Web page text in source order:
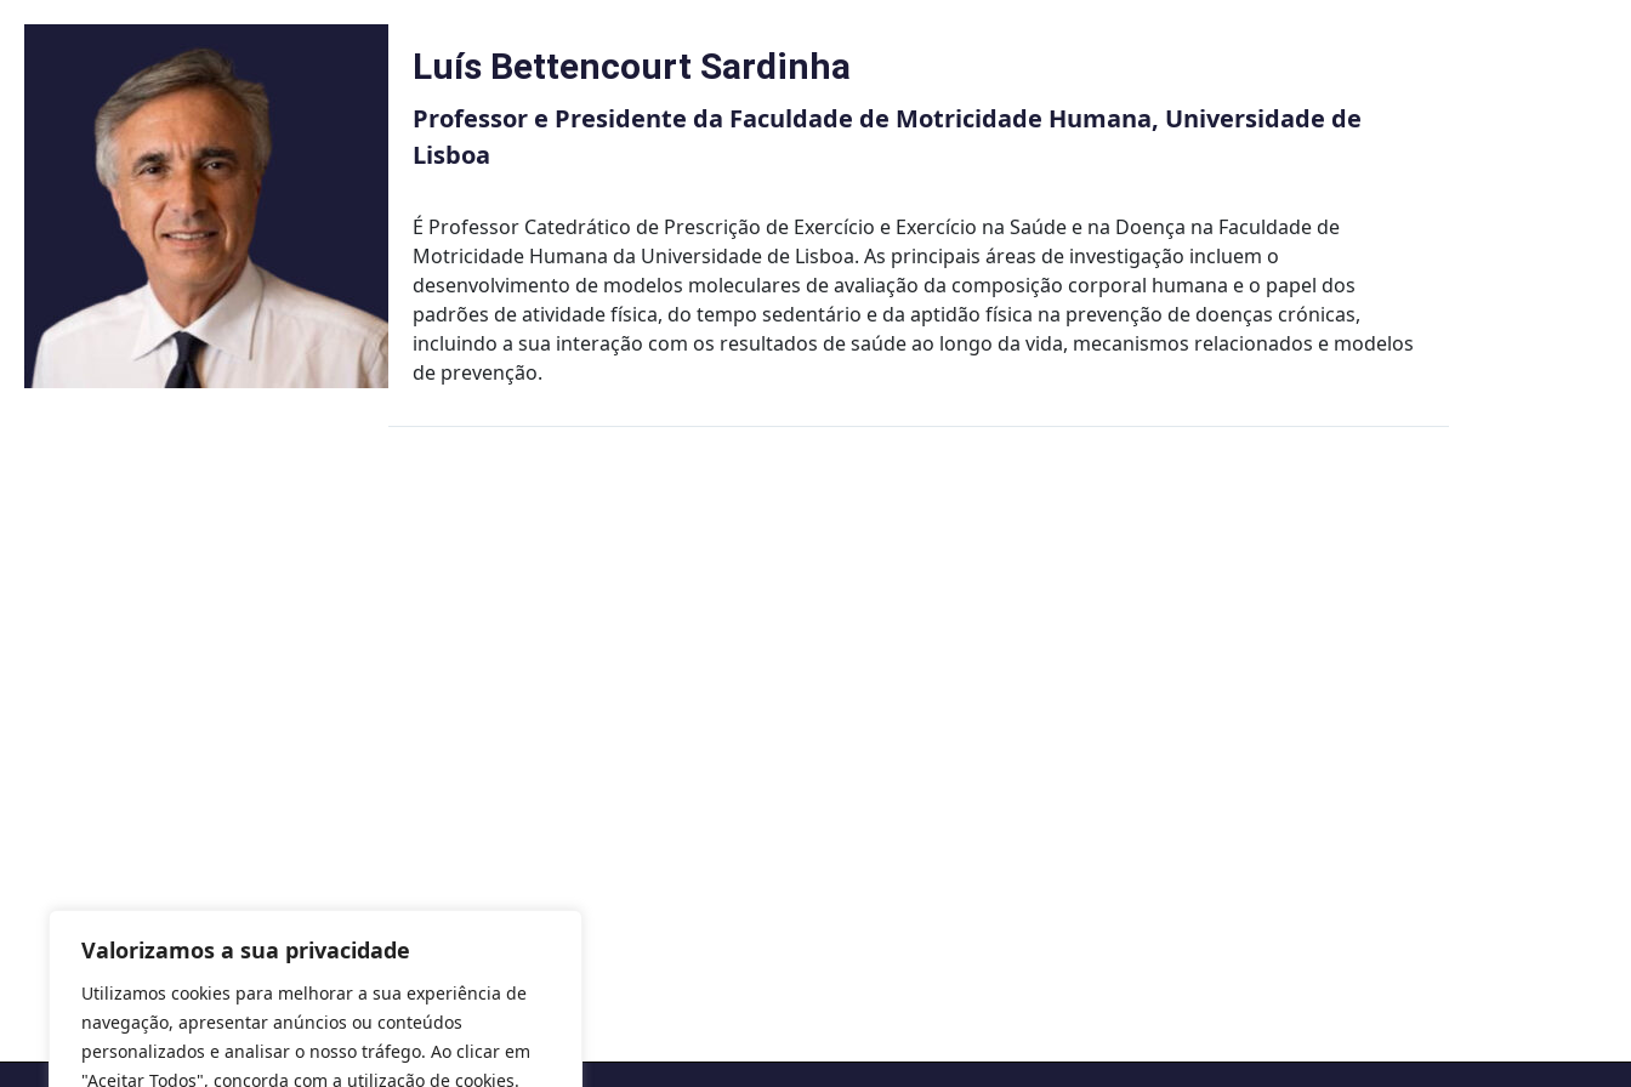
Valorizamos a sua privacidade
Utilizamos cookies para melhorar a sua experiência de
navegação, apresentar anúncios ou conteúdos
personalizados e analisar o nosso tráfego. Ao clicar em
"Aceitar Todos", concorda com a utilização de cookies.
Luís Bettencourt Sardinha
Professor e Presidente da Faculdade de Motricidade Humana, Universidade de
Lisboa
É Professor Catedrático de Prescrição de Exercício e Exercício na Saúde e na Doença na Faculdade de
Motricidade Humana da Universidade de Lisboa. As principais áreas de investigação incluem o
desenvolvimento de modelos moleculares de avaliação da composição corporal humana e o papel dos
padrões de atividade física, do tempo sedentário e da aptidão física na prevenção de doenças crónicas,
incluindo a sua interação com os resultados de saúde ao longo da vida, mecanismos relacionados e modelos
de prevenção.